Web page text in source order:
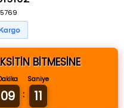
BİTMESİNE
09 :
Saniye
11